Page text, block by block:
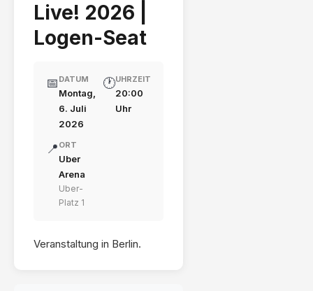
Live! 2026 |
Logen-Seat
📅 DATUM
Montag,
6. Juli
2026
🕐UHRZEIT
20:00
Uhr
📍 ORT
Uber
Arena
Uber-
Platz 1
Veranstaltung in Berlin.